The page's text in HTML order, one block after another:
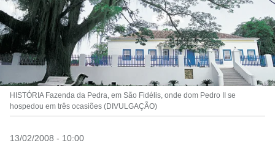
HISTÓRIA Fazenda da Pedra, em São Fidélis, onde dom Pedro II se
hospedou em três ocasiões (DIVULGAÇÃO)
13/02/2008 - 10:00